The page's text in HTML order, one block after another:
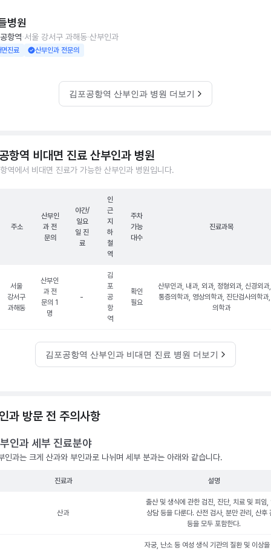
병원
항역 서울 강서구 과해동 산부인과
진료 산부인과 전문의
김포공항역 산부인과 병원 더보기
항역 비대면 진료 산부인과 병원
역에서 비대면 진료가 가능한 산부인과 병원입니다.
주소
산부인
과 전
문의
야간/
일요
일 진
료
인
근
지
하
철
역
주차
가능
대수
진료과목
서울
강서구
과해동
산부인
과 전
문의 1
명
-
김
포
공
항
역
확인
필요
산부인과, 내과, 외과, 정형외과, 신경외과
통증의학과, 영상의학과, 진단검사의학과
의학과
김포공항역 산부인과 비대면 진료 병원 더보기
과 방문 전 주의사항
인과 세부 진료분야
인과는 크게 산과와 부인과로 나뉘며 세부 분과는 아래와 같습니다.
진료과 설명
산과
출산 및 생식에 관한 검진, 진단, 치료 및 피임,
상담 등을 다룬다. 산전 검사, 분만 관리, 산후
등을 모두 포함한다.
자궁, 난소 등 여성 생식 기관의 질환 및 이상을